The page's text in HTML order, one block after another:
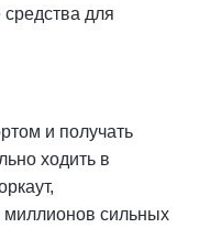
для
и получать
ходить в
сильных